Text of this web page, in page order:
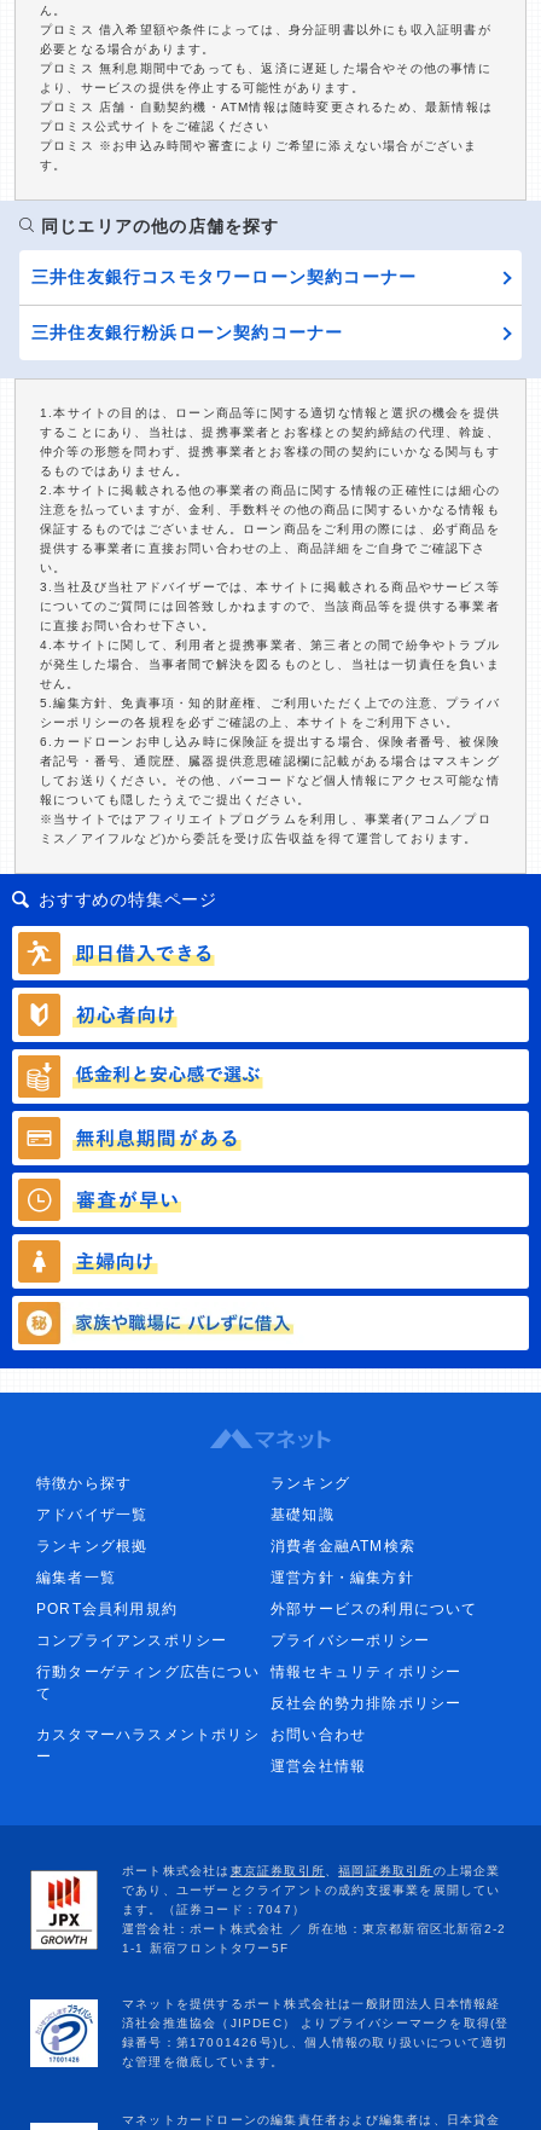
ん。
プロミス 借入希望額や条件によっては、身分証明書以外にも収入証明書が
必要となる場合があります。
プロミス 無利息期間中であっても、返済に遅延した場合やその他の事情に
より、サービスの提供を停止する可能性があります。
プロミス 店舗・自動契約機・ATM情報は随時変更されるため、最新情報は
プロミス公式サイトをご確認ください
プロミス ※お申込み時間や審査によりご希望に添えない場合がございま
す。
同じエリアの他の店舗を探す
三井住友銀行コスモタワーローン契約コーナー
三井住友銀行粉浜ローン契約コーナー
1.本サイトの目的は、ローン商品等に関する適切な情報と選択の機会を提供
することにあり、当社は、提携事業者とお客様との契約締結の代理、斡旋、
仲介等の形態を問わず、提携事業者とお客様の間の契約にいかなる関与もす
るものではありません。
2.本サイトに掲載される他の事業者の商品に関する情報の正確性には細心の
注意を払っていますが、金利、手数料その他の商品に関するいかなる情報も
保証するものではございません。ローン商品をご利用の際には、必ず商品を
提供する事業者に直接お問い合わせの上、商品詳細をご自身でご確認下さ
い。
3.当社及び当社アドバイザーでは、本サイトに掲載される商品やサービス等
についてのご質問には回答致しかねますので、当該商品等を提供する事業者
に直接お問い合わせ下さい。
4.本サイトに関して、利用者と提携事業者、第三者との間で紛争やトラブル
が発生した場合、当事者間で解決を図るものとし、当社は一切責任を負いま
せん。
5.編集方針、免責事項・知的財産権、ご利用いただく上での注意、プライバ
シーポリシーの各規程を必ずご確認の上、本サイトをご利用下さい。
6.カードローンお申し込み時に保険証を提出する場合、保険者番号、被保険
者記号・番号、通院歴、臓器提供意思確認欄に記載がある場合はマスキング
してお送りください。その他、バーコードなど個人情報にアクセス可能な情
報についても隠したうえでご提出ください。
※当サイトではアフィリエイトプログラムを利用し、事業者(アコム／プロ
ミス／アイフルなど)から委託を受け広告収益を得て運営しております。
おすすめの特集ページ
特徴から探す
ランキング
アドバイザ一覧
基礎知識
ランキング根拠
消費者金融ATM検索
編集者一覧
運営方針・編集方針
PORT会員利用規約
外部サービスの利用について
コンプライアンスポリシー
プライバシーポリシー
行動ターゲティング広告につい
て
情報セキュリティポリシー
反社会的勢力排除ポリシー
カスタマーハラスメントポリシ
ー
お問い合わせ
運営会社情報
マネットカードローンの編集責任者および編集者は、日本貸金